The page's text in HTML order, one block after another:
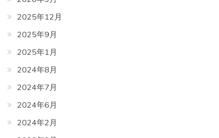
2025年12月
2025年9月
2025年1月
2024年8月
2024年7月
2024年6月
2024年2月